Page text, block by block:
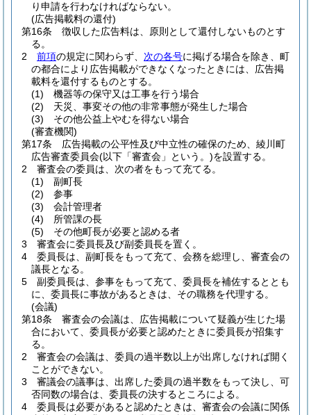
り申請を行わなければならない。
(広告掲載料の還付)
第16条
徴収した広告料は、原則として還付しないものとす
る。
2
前項の規定に関わらず、 次の各号に掲げる場合を除き、町
の都合により広告掲載ができなくなったときには、広告掲
載料を還付するものとする。
(1)
機器等の保守又は工事を行う場合
(2)
天災、事変その他の非常事態が発生した場合
(3)
その他公益上やむを得ない場合
(審査機関)
第17条
広告掲載の公平性及び中立性の確保のため、綾川町
広告審査委員会(以下「審査会」という。)を設置する。
2
審査会の委員は、次の者をもって充てる。
(1)
副町長
(2)
参事
(3)
会計管理者
(4)
所管課の長
(5)
その他町長が必要と認める者
3
審査会に委員長及び副委員長を置く。
4
委員長は、副町長をもって充て、会務を総理し、審査会の
議長となる。
5
副委員長は、参事をもって充て、委員長を補佐するととも
に、委員長に事故があるときは、その職務を代理する。
(会議)
第18条
審査会の会議は、広告掲載について疑義が生じた場
合において、委員長が必要と認めたときに委員長が招集す
る。
2
審査会の会議は、委員の過半数以上が出席しなければ開く
ことができない。
3
審議会の議事は、出席した委員の過半数をもって決し、可
否同数の場合は、委員長の決するところによる。
4
委員長は必要があると認めたときは、審査会の会議に関係